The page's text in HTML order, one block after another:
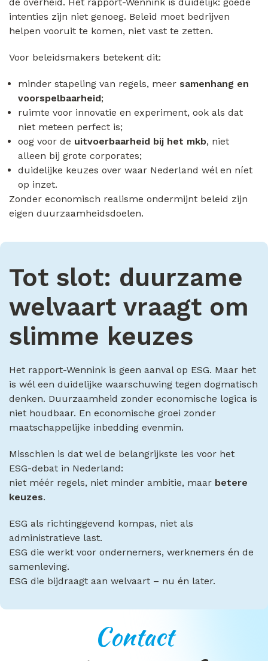
intenties zijn niet genoeg. Beleid moet bedrijven
helpen vooruit te komen, niet vast te zetten.
Voor beleidsmakers betekent dit:
minder stapeling van regels, meer samenhang en
voorspelbaarheid;
ruimte voor innovatie en experiment, ook als dat
niet meteen perfect is;
oog voor de uitvoerbaarheid bij het mkb, niet
alleen bij grote corporates;
duidelijke keuzes over waar Nederland wél en níet
op inzet.
Zonder economisch realisme ondermijnt beleid zijn
eigen duurzaamheidsdoelen.
Tot slot: duurzame
welvaart vraagt om
slimme keuzes
Het rapport-Wennink is geen aanval op ESG. Maar het
is wél een duidelijke waarschuwing tegen dogmatisch
denken. Duurzaamheid zonder economische logica is
niet houdbaar. En economische groei zonder
maatschappelijke inbedding evenmin.
Misschien is dat wel de belangrijkste les voor het
ESG-debat in Nederland:
niet méér regels, niet minder ambitie, maar betere
keuzes.
ESG als richtinggevend kompas, niet als
administratieve last.
ESG die werkt voor ondernemers, werknemers én de
samenleving.
ESG die bijdraagt aan welvaart – nu én later.
Contact